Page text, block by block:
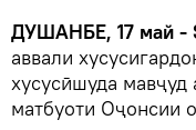
ДУШАНБЕ, 17 май -
аввали
хусусӣшуда мавҷуд
матбуоти Оҷонсии